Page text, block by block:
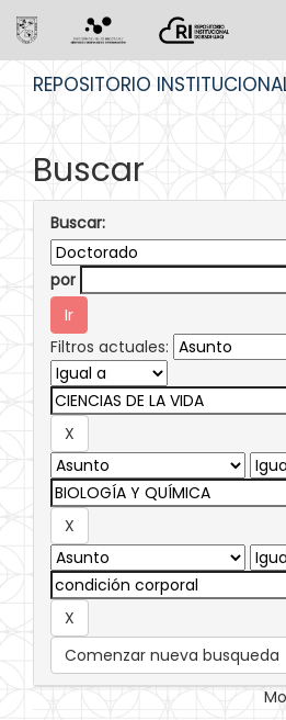
REPOSITORIO
Buscar
Buscar:
por
Filtros actuales:
Comenzar nueva busqueda